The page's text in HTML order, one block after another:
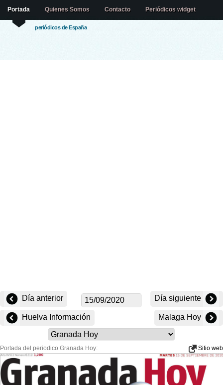
periódicos de España
Portada Quienes Somos Contacto Periódicos widget
Día anterior Día siguiente
Huelva Información Malaga Hoy
Portada del periodico Granada Hoy: Sitio web